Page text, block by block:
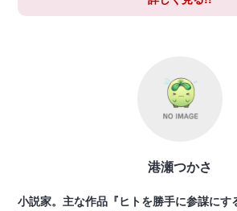
港瀬つかさ
小説家。主な作品『ヒトを勝手に参謀にす